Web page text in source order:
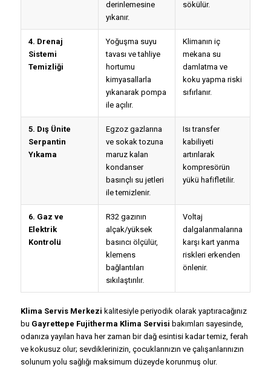
derinlemesine
yıkanır.
sökülür.
4. Drenaj
Sistemi
Temizliği
Yoğuşma suyu
tavası ve tahliye
hortumu
kimyasallarla
yıkanarak pompa
ile açılır.
Klimanın iç
mekana su
damlatma ve
koku yapma riski
sıfırlanır.
5. Dış Ünite
Serpantin
Yıkama
Egzoz gazlarına
ve sokak tozuna
maruz kalan
kondanser
basınçlı su jetleri
ile temizlenir.
Isı transfer
kabiliyeti
artırılarak
kompresörün
yükü hafifletilir.
6. Gaz ve
Elektrik
Kontrolü
R32 gazının
alçak/yüksek
basıncı ölçülür,
klemens
bağlantıları
sıkılaştırılır.
Voltaj
dalgalanmalarına
karşı kart yanma
riskleri erkenden
önlenir.
Klima Servis Merkezi kalitesiyle periyodik olarak yaptıracağınız
bu Gayrettepe Fujitherma Klima Servisi bakımları sayesinde,
odanıza yayılan hava her zaman bir dağ esintisi kadar temiz, ferah
ve kokusuz olur; sevdiklerinizin, çocuklarınızın ve çalışanlarınızın
solunum yolu sağlığı maksimum düzeyde korunmuş olur.